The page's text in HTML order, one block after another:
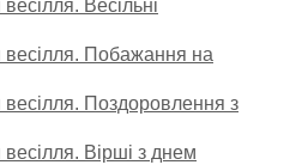
Весільні
весілля. Побажання на
Поздоровлення з
Вірші з днем